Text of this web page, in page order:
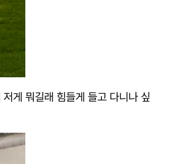
게 뭐길래 힘들게 들고 다니나 싶